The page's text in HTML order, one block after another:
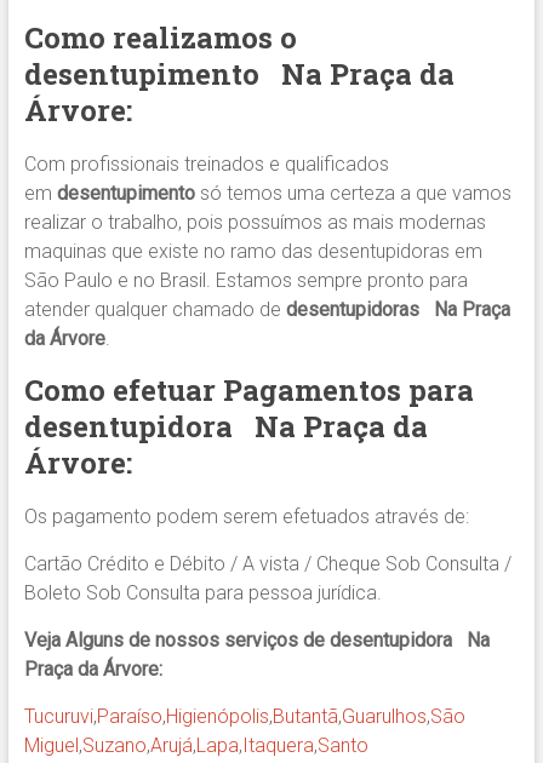
Como realizamos o
desentupimento
Na Praça da
Árvore:
Com profissionais treinados e qualificados
em desentupimentosó temos uma certeza a que vamos
realizar o trabalho, pois possuímos as mais modernas
maquinas que existe no ramo das desentupidoras em
São Paulo e no Brasil. Estamos sempre pronto para
atender qualquer chamado de desentupidoras Na Praça
da Árvore.
Como efetuar Pagamentos para
desentupidora
Na Praça da
Árvore:
Os pagamento podem serem efetuados através de:
Cartão Crédito e Débito / A vista / Cheque Sob Consulta /
Boleto Sob Consulta para pessoa jurídica.
Veja Alguns de nossos serviços de desentupidora Na
Praça da Árvore:
Tucuruvi,Paraíso,Higienópolis,Butantã,Guarulhos,São
Miguel,Suzano,Arujá,Lapa,Itaquera,Santo